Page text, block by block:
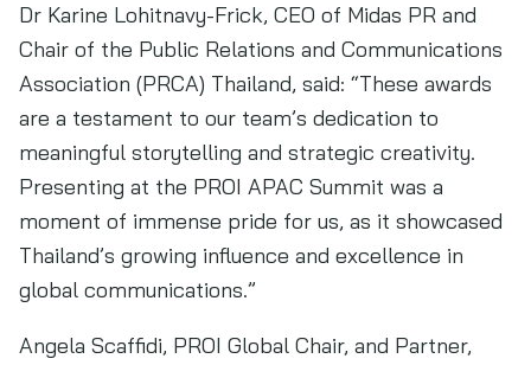
Dr Karine Lohitnavy-Frick, CEO of Midas PR and
Chair of the Public Relations and Communications
Association (PRCA) Thailand, said: “These awards
are a testament to our team’s dedication to
meaningful storytelling and strategic creativity.
Presenting at the PROI APAC Summit was a
moment of immense pride for us, as it showcased
Thailand’s growing influence and excellence in
global communications.”
Angela Scaffidi, PROI Global Chair, and Partner,